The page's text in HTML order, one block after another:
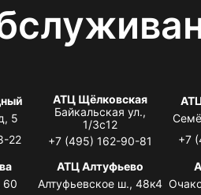
5
22
АТЦ Щёлковская
Байкальская ул.,
1/3с12
+7 (495) 162-90-81
+7
60
АТЦ Алтуфьево
Алтуфьевское ш., 48к4